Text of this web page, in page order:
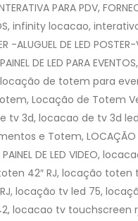
PARA PDV,
infinity locacao,
DE LED
DE LED PARA
de totem para
Locação de Totem
3d, locacao de tv 3d
e Totem, LOCAÇÃO
PAINEL DE LED
42″ RJ, locação
locação tv led 75,
locacao tv touchscreen